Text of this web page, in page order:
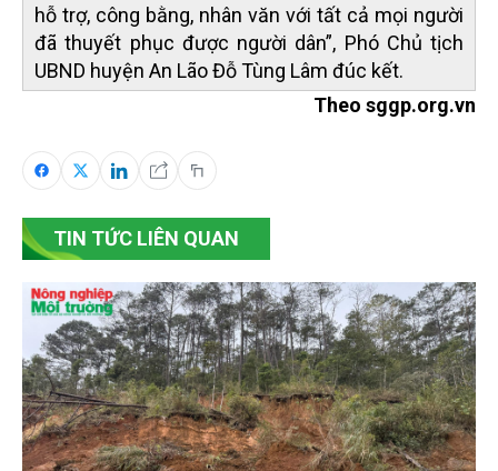
hỗ trợ, công bằng, nhân văn với tất cả mọi người
đã thuyết phục được người dân”, Phó Chủ tịch
UBND huyện An Lão Đỗ Tùng Lâm đúc kết.
Theo sggp.org.vn
TIN TỨC LIÊN QUAN